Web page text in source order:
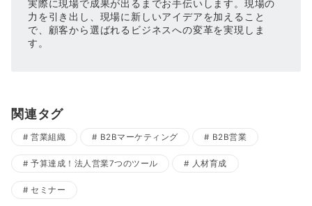
実際に現場で成果が出るまでお手伝いします。現場の
力を引き出し、現場に新しいアイデアを加えること
で、顧客から選ばれるビジネスへの変革を実現しま
す。
関連タグ
営業組織 B2Bマーケティング B2B営業
予算達成！法人営業7つのツール 人材育成
セミナー